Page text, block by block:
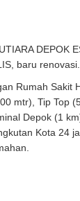
DEPOK
baru renovasi.
Rumah Sakit
mtr), Tip Top
Depok (1
Kota 24